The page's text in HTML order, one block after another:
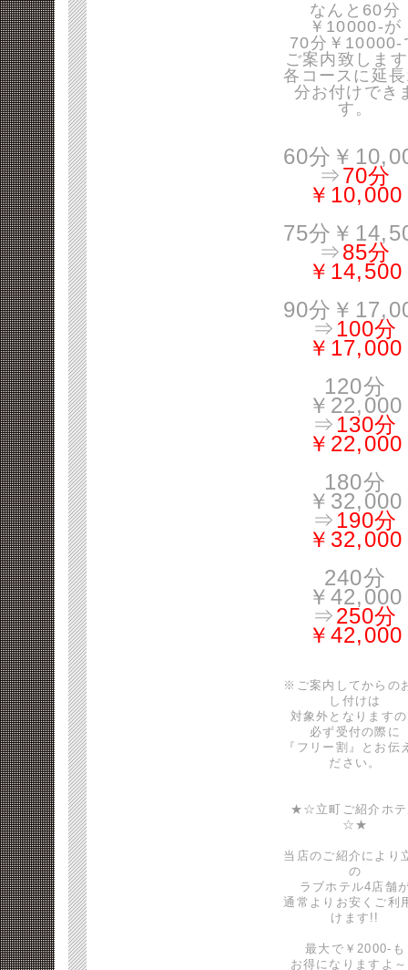
なんと60分
￥10000-が
70分￥10000-
ご案内致しま
各コースに延
分お付けでき
す。
60分￥
⇒70分
￥10,000
75分￥
⇒85分
￥14,500
90分￥
⇒100分
￥17,000
120分
￥22,000
⇒130分
￥22,000
180分
￥32,000
⇒190分
￥32,000
240分
￥42,000
⇒250分
￥42,000
※ご案内してからの
し付けは
対象外となります
必ず受付の際に
『フリー割』とお伝
ださい。
★☆立町ご紹介ホ
☆★
当店のご紹介により
の
ラブホテル4店舗
通常よりお安くご利
けます!!
最大で￥2000-も
お得になりますよ